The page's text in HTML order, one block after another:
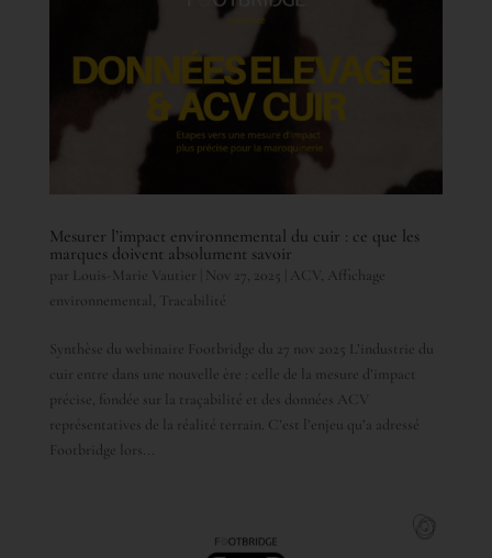
Mesurer l’impact environnemental du cuir : ce que les
marques doivent absolument savoir
par Louis-Marie Vautier Nov 27, 2025 ACV , Affichage
environnemental, Tracabilité
Synthèse du webinaire Footbridge du 27 nov 2025 L’industrie du
cuir entre dans une nouvelle ère : celle de la mesure d’impact
précise, fondée sur la traçabilité et des données ACV
représentatives de la réalité terrain. C’est l’enjeu qu’a adressé
Footbridge lors...